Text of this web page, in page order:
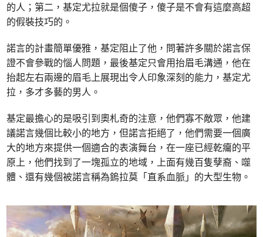
的人；第二，基定尤拉就是個傻子，傻子是不會有這麼高超
的假裝技巧的。
諾言的計畫簡單優雅，基定阻止了他，問著許多關於諾言保
證不會參戰的惱人問題，最後基定只會用抬眉毛溝通，他在
抬起左右兩邊的眉毛上展現出令人印象深刻的能力，基定尤
拉，多才多藝的男人。
基定最擔心的是吸引到奧札奇的注意，他們寡不敵眾，他建
議諾言幾個比較小的地方，但諾言拒絕了，他們需要一個廣
大的地方來提供一個適合的表演舞台，在一座已經乾癟的平
原上，他們找到了一塊孤立的地域，上面有幾百隻孽裔、噬
體、還有幾個被諾言稱為鎢拉莫「直系血脈」的大型生物。